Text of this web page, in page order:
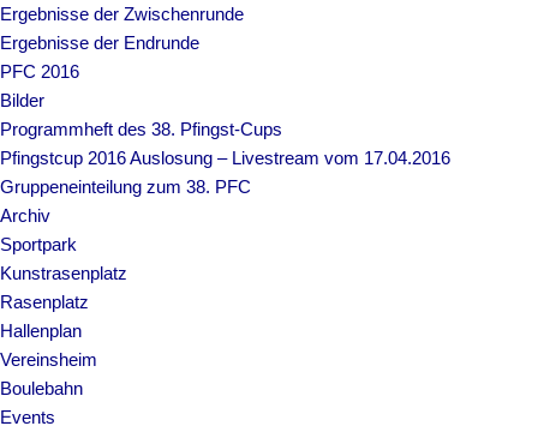
Ergebnisse der Zwischenrunde
Ergebnisse der Endrunde
PFC 2016
Bilder
Programmheft des 38. Pfingst-Cups
Pfingstcup 2016 Auslosung – Livestream vom 17.04.2016
Gruppeneinteilung zum 38. PFC
Archiv
Sportpark
Kunstrasenplatz
Rasenplatz
Hallenplan
Vereinsheim
Boulebahn
Events